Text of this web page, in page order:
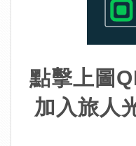
點擊上圖
加入旅人